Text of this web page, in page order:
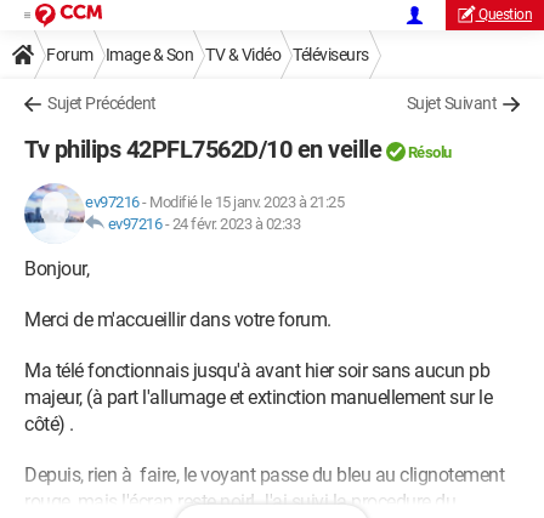
Question
Forum Image & Son TV & Vidéo Téléviseurs
Sujet Précédent Sujet Suivant
Tv philips 42PFL7562D/10 en veille Résolu
ev97216- Modifié le 15 janv. 2023 à 21:25
ev97216-24 févr. 2023 à 02:33
Bonjour,
Merci de m'accueillir dans votre forum.
Ma télé fonctionnais jusqu'à avant hier soir sans aucun pb
majeur, (à part l'allumage et extinction manuellement sur le
côté) .
Depuis, rien à faire, le voyant passe du bleu au clignotement
rouge, mais l'écran reste noir! J'ai suivi la procedure du